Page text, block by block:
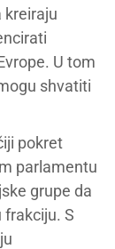
kreiraju
U tom
shvatiti
pokret
parlamentu
grupe da
S